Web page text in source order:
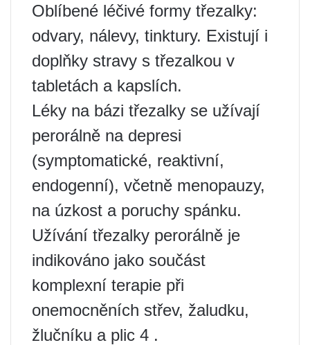
Oblíbené léčivé formy třezalky:
odvary, nálevy, tinktury. Existují i ​​
doplňky stravy s třezalkou v
tabletách a kapslích.
Léky na bázi třezalky se užívají
perorálně na depresi
(symptomatické, reaktivní,
endogenní), včetně menopauzy,
na úzkost a poruchy spánku.
Užívání třezalky perorálně je
indikováno jako součást
komplexní terapie při
onemocněních střev, žaludku,
žlučníku a plic 4 .